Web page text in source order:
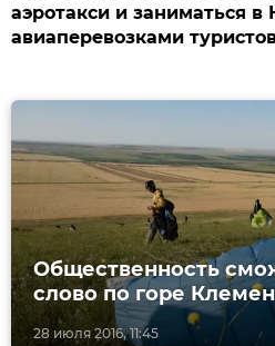
аэротакси и заниматься
авиаперевозками
28 июля 2016, 11:45
Общественность
слово по горе